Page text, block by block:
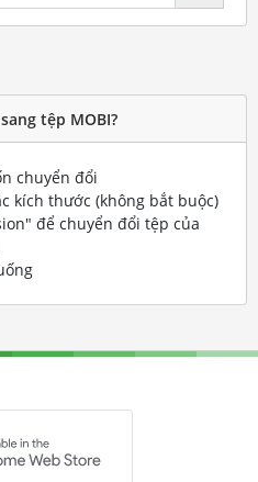
tệp MOBI?
chuyển đổi
kích thước (không bắt buộc)
để chuyển đổi tệp của